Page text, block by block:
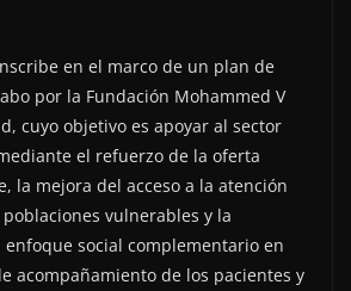
en el marco de un plan de
por la Fundación Mohammed V
cuyo objetivo es apoyar al sector
el refuerzo de la oferta
la mejora del acceso a la atención
vulnerables y la
social complementario en
acompañamiento de los pacientes y